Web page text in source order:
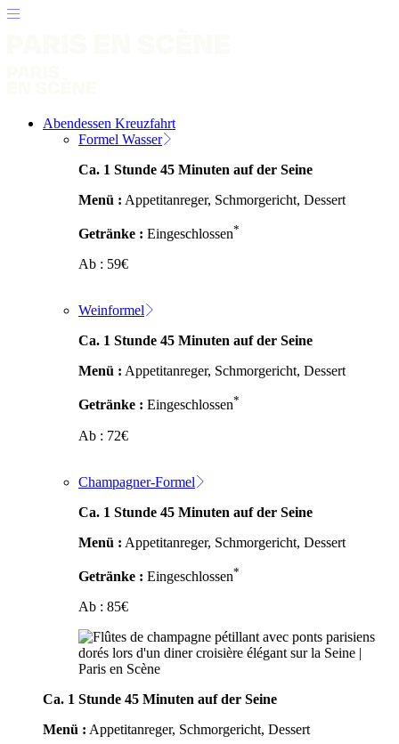
Abendessen Kreuzfahrt
Formel Wasser
Ca. 1 Stunde 45 Minuten auf der Seine
Menü : Appetitanreger, Schmorgericht, Dessert
Getränke : Eingeschlossen*
Ab : 59€
Weinformel
Ca. 1 Stunde 45 Minuten auf der Seine
Menü : Appetitanreger, Schmorgericht, Dessert
Getränke : Eingeschlossen*
Ab : 72€
Champagner-Formel
Ca. 1 Stunde 45 Minuten auf der Seine
Menü : Appetitanreger, Schmorgericht, Dessert
Getränke : Eingeschlossen*
Ab : 85€
Ca. 1 Stunde 45 Minuten auf der Seine
Menü : Appetitanreger, Schmorgericht, Dessert